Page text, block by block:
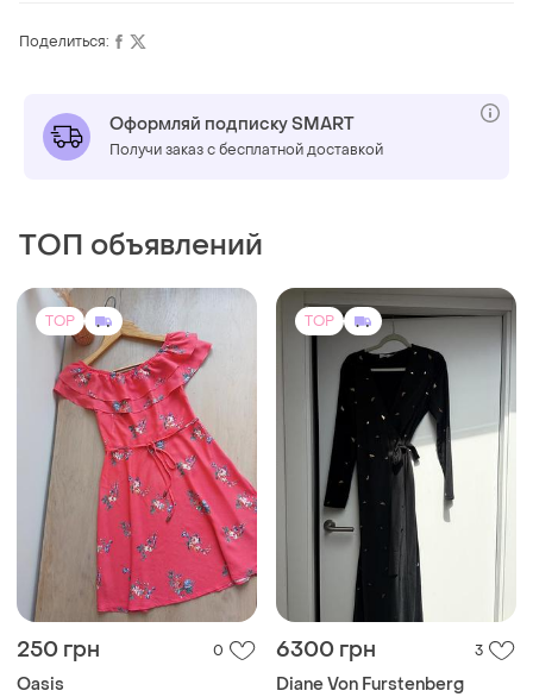
Поделиться:
Оформляй подписку SMART
Получи заказ с бесплатной доставкой
ТОП объявлений
TOP
250 грн 0
Oasis
TOP
6300 грн 3
Diane Von Furstenberg